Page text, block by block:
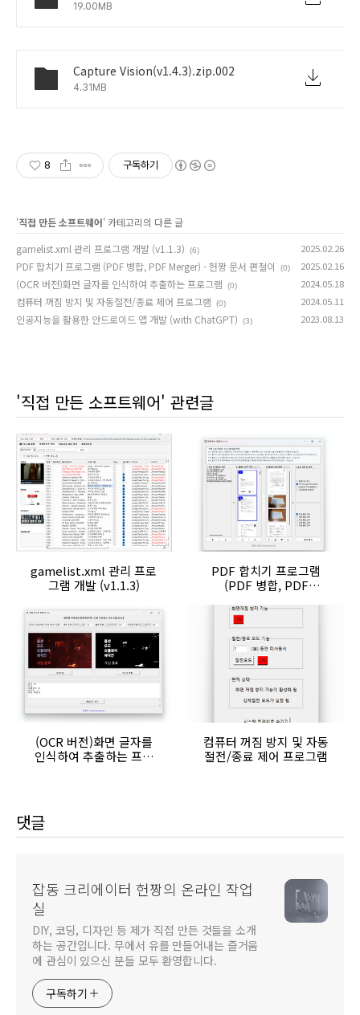
19.00MB
Capture Vision(v1.4.3).zip.002
4.31MB
8 구독하기
'직접 만든 소프트웨어' 카테고리의 다른 글
gamelist.xml 관리 프로그램 개발 (v1.1.3)
(6) 2025.02.26
PDF 합치기 프로그램 (PDF 병합, PDF Merger) - 헌짱 문서 편철이 (0) 2025.02.16
(OCR 버전)화면 글자를 인식하여 추출하는 프로그램 (0) 2024.05.18
컴퓨터 꺼짐 방지 및 자동절전/종료 제어 프로그램 (0) 2024.05.11
인공지능을 활용한 안드로이드 앱 개발 (with ChatGPT) (3) 2023.08.13
'직접 만든 소프트웨어' 관련글
gamelist.xml 관리 프로
그램 개발 (v1.1.3)
PDF 합치기 프로그램
(PDF 병합, PDF
철이
(OCR 버전)화면 글자를
인식하여 추출하는 프로
컴퓨터 꺼짐 방지 및 자동
절전/종료 제어 프로그램
댓글
잡동 크리에이터 헌짱의 온라인 작업
실
DIY, 코딩, 디자인 등 제가 직접 만든 것들을 소개
하는 공간입니다. 무에서 유를 만들어내는 즐거움
에 관심이 있으신 분들 모두 환영합니다.
구독하기